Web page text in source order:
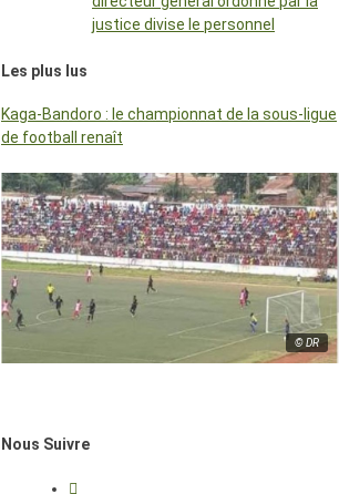
justice divise le personnel
Les plus lus
Kaga-Bandoro : le championnat de la sous-ligue
de football renaît
© DR
Nous Suivre